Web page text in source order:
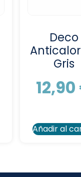
Deco
Gris
12,90
Añadir al